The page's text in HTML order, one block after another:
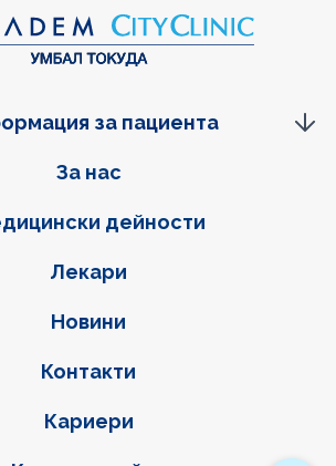
За нас
дейности
Лекари
Новини
Контакти
Кариери
за пациента